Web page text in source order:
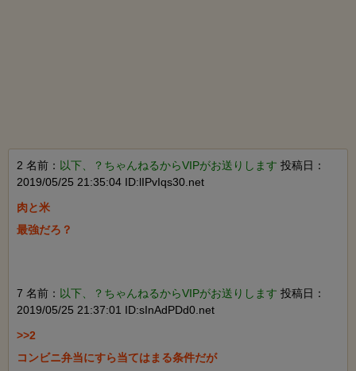
2 名前： 以下、？ちゃんねるからVIPがお送りします 投稿日：
2019/05/25 21:35:04 ID:lIPvIqs30.net
肉と米
最強だろ？
7 名前： 以下、？ちゃんねるからVIPがお送りします 投稿日：
2019/05/25 21:37:01 ID:sInAdPDd0.net
>>2
コンビニ弁当にすら当てはまる条件だが